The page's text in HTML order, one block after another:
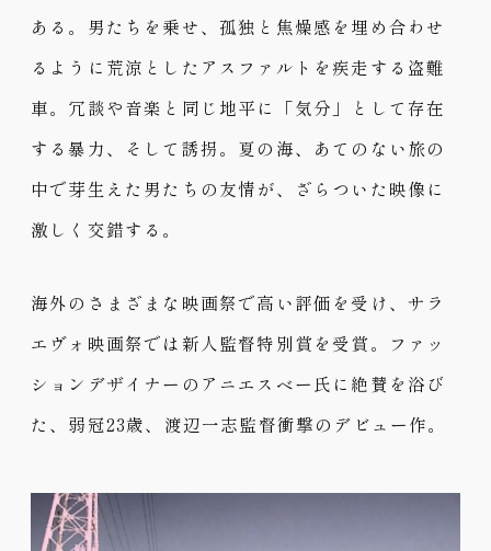
ある。男たちを乗せ、孤独と焦燥感を埋め合わせ
るように荒涼としたアスファルトを疾走する盗難
車。冗談や音楽と同じ地平に「気分」として存在
する暴力、そして誘拐。夏の海、あてのない旅の
中で芽生えた男たちの友情が、ざらついた映像に
激しく交錯する。
海外のさまざまな映画祭で高い評価を受け、サラ
エヴォ映画祭では新人監督特別賞を受賞。ファッ
ションデザイナーのアニエスベー氏に絶賛を浴び
た、弱冠23歳、渡辺一志監督衝撃のデビュー作。